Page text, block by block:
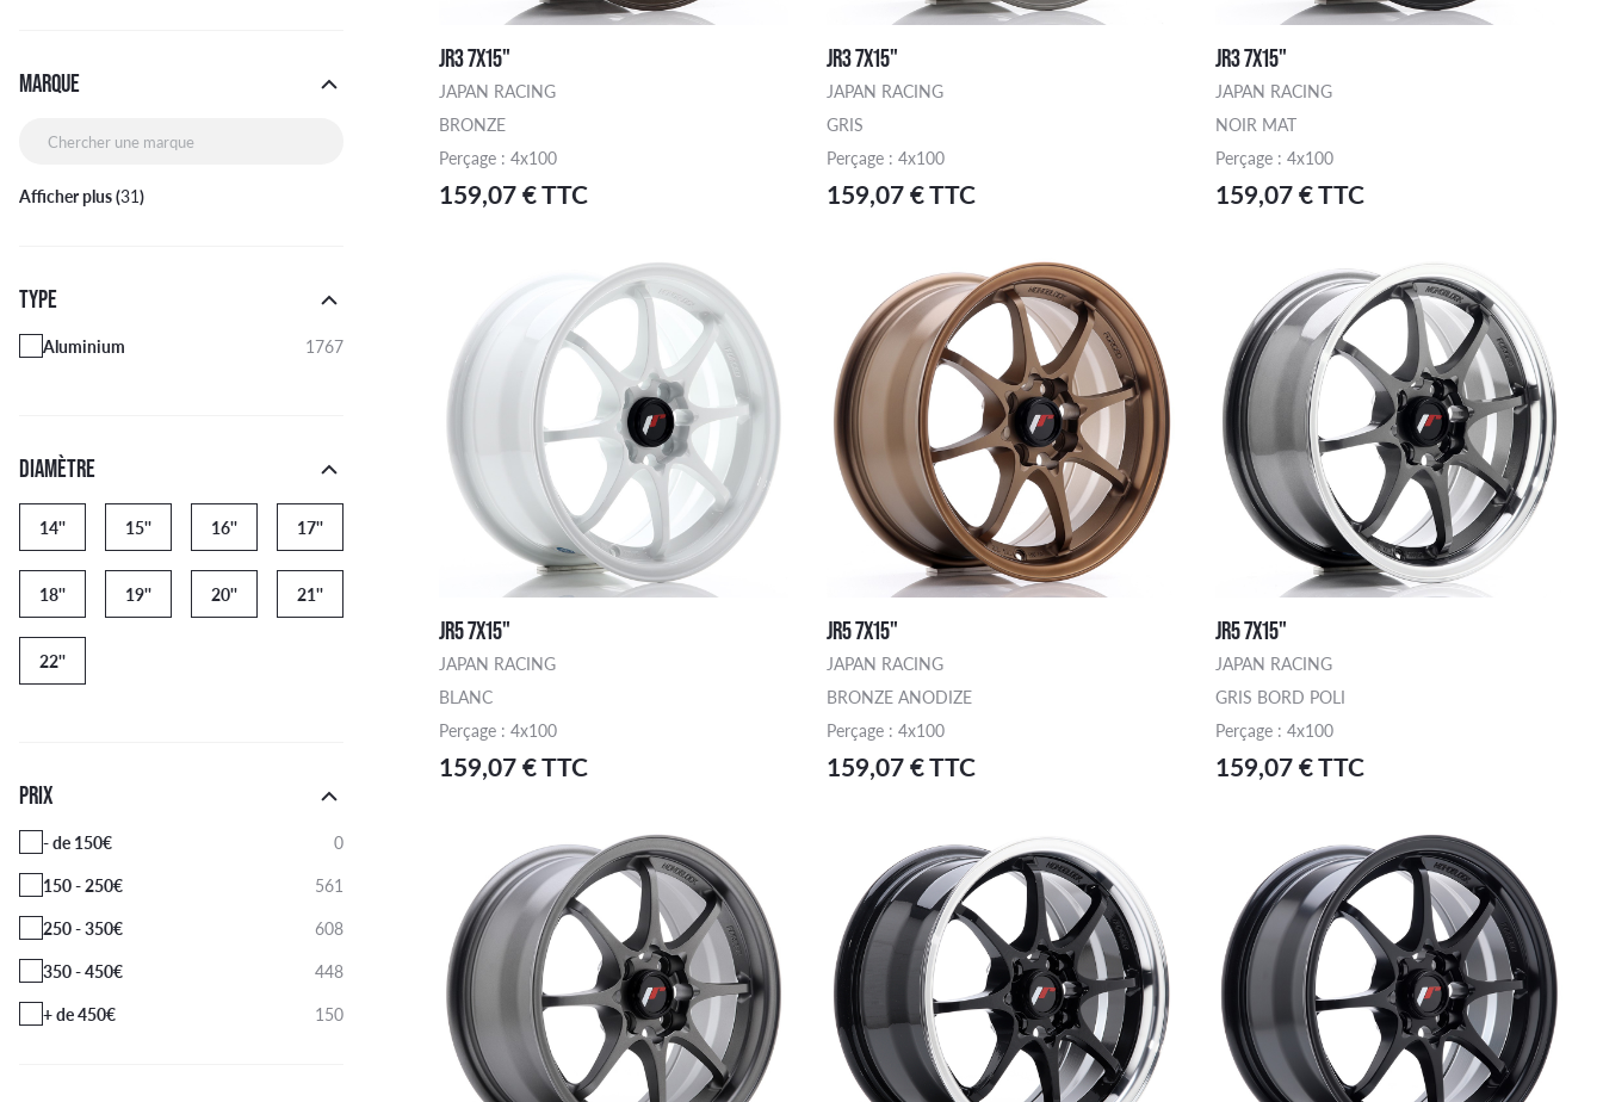
MARQUE
Chercher une marque
Afficher plus (31)
TYPE
Aluminium 1767
DIAMÈTRE
14'' 15'' 16'' 17''
18'' 19'' 20'' 21''
22''
PRIX
- de 150€
0
150 - 250€
561
250 - 350€
608
350 - 450€
448
+ de 450€
150
JR3 7X15"
JAPAN RACING
BRONZE
Perçage : 4x100
159,07 € TTC
JR3 7X15"
JAPAN RACING
GRIS
Perçage : 4x100
159,07 € TTC
JR3 7X15"
JAPAN RACING
NOIR MAT
Perçage : 4x100
159,07 € TTC
JR5 7X15"
JAPAN RACING
BLANC
Perçage : 4x100
159,07 € TTC
JR5 7X15"
JAPAN RACING
BRONZE ANODIZE
Perçage : 4x100
159,07 € TTC
JR5 7X15"
JAPAN RACING
GRIS BORD POLI
Perçage : 4x100
159,07 € TTC